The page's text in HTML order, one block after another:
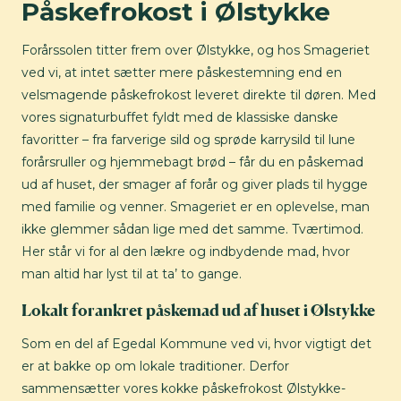
Påskefrokost i Ølstykke
Forårssolen titter frem over Ølstykke, og hos Smageriet
ved vi, at intet sætter mere påskestemning end en
velsmagende påskefrokost leveret direkte til døren. Med
vores signaturbuffet fyldt med de klassiske danske
favoritter – fra farverige sild og sprøde karrysild til lune
forårsruller og hjemmebagt brød – får du en påskemad
ud af huset, der smager af forår og giver plads til hygge
med familie og venner. Smageriet er en oplevelse, man
ikke glemmer sådan lige med det samme. Tværtimod.
Her står vi for al den lækre og indbydende mad, hvor
man altid har lyst til at ta’ to gange.
Lokalt forankret påskemad ud af huset i Ølstykke
Som en del af Egedal Kommune ved vi, hvor vigtigt det
er at bakke op om lokale traditioner. Derfor
sammensætter vores kokke påskefrokost Ølstykke-